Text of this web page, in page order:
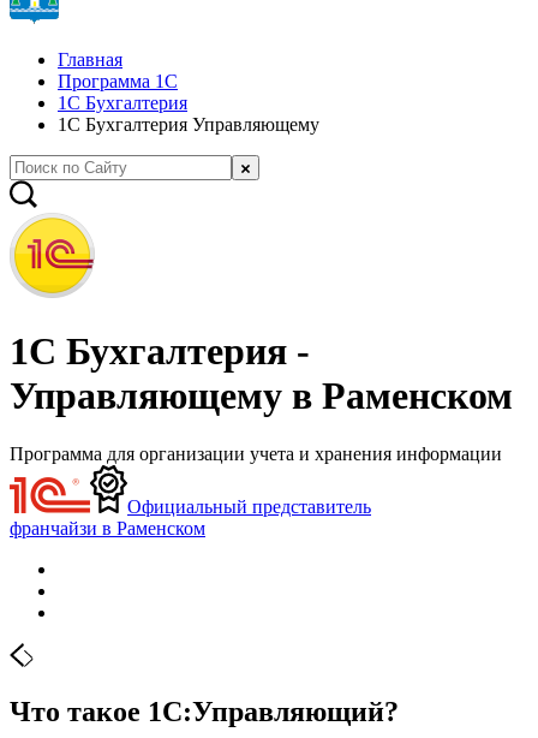
Главная
Программа 1С
1С Бухгалтерия
1С Бухгалтерия Управляющему
1С Бухгалтерия -
Управляющему в Раменском
Программа для организации учета и хранения информации
Официальный представитель
франчайзи в Раменском
Что такое 1С:Управляющий?